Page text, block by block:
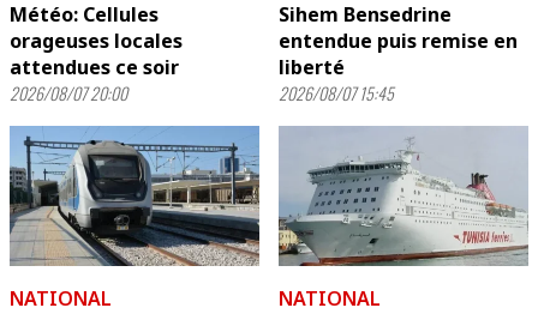
Météo: Cellules
orageuses locales
attendues ce soir
2026/08/07 20:00
Sihem Bensedrine
entendue puis remise en
liberté
2026/08/07 15:45
NATIONAL
NATIONAL